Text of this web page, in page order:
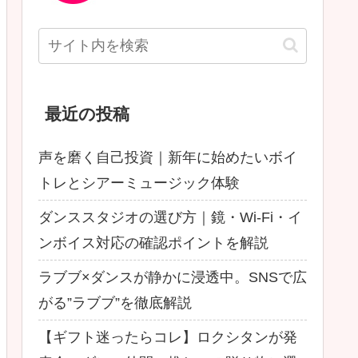
最近の投稿
声を磨く自己投資｜新年に始めたいボイ
トレとシアーミュージック体験
ダンススタジオの選び方｜鏡・Wi-Fi・イ
ンボイス対応の確認ポイントを解説
ラブブ×ダンスが静かに浸透中。SNSで広
がる”ラブブ”を徹底解説
【ギフト迷ったらコレ】ロクシタンが発